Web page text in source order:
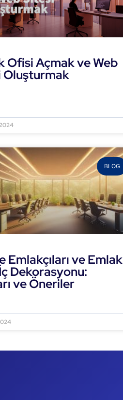
Ofisi Açmak ve Web
Oluşturmak
BLOG
Emlakçıları ve Emlak
Dekorasyonu:
ve Öneriler